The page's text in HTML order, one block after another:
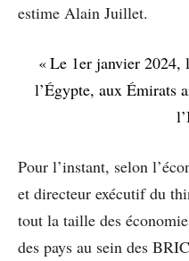
estime Alain Juillet.
« Le 1er janvier 2024,
l’Égypte, aux Émirats
Pour l’instant, selon
et directeur exécutif du
tout la taille des
des pays au sein des